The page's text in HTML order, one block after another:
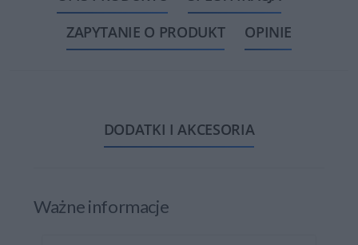
ZAPYTANIE O PRODUKT
OPINIE
DODATKI I AKCESORIA
Ważne informacje